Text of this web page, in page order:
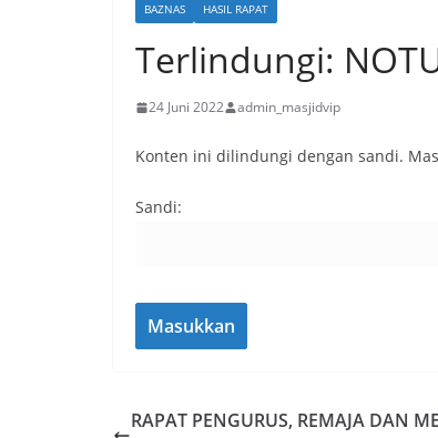
BAZNAS HASIL RAPAT
Terlindungi:
24 Juni 2022 admin_masjidvip
Konten ini dilindungi dengan sandi.
Sandi:
RAPAT PENGURUS, REMAJA DAN